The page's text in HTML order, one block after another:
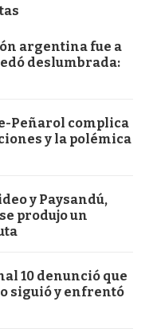
argentina fue a
deslumbrada:
Peñarol complica
y la polémica
y Paysandú,
produjo un
10 denunció que
siguió y enfrentó